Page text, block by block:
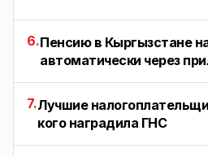
6.Пенсию в Кыргызстане
автоматически через
7.Лучшие
кого наградила ГНС